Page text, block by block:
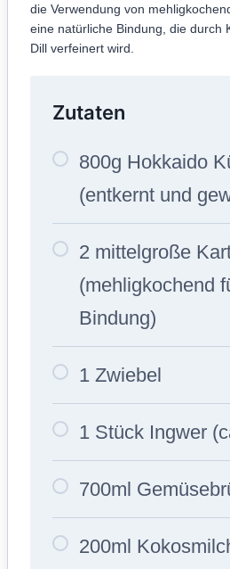
die Verwendung von
eine natürliche Bindung, die durch
Dill verfeinert wird.
Zutaten
800g Hokkaido
(entkernt und
2 mittelgroße
(mehligkochend
Bindung)
1 Zwiebel
1 Stück Ingwer
700ml
200ml